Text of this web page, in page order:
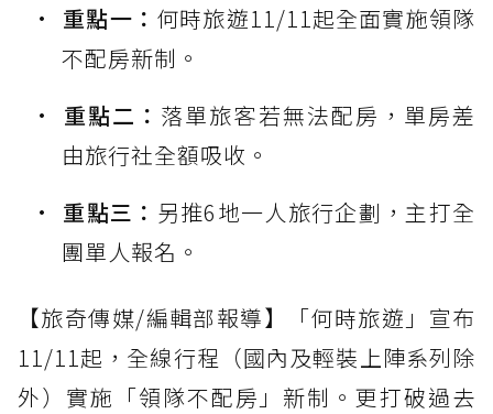
重點一： 何時旅遊11/11起全面實施領隊
不配房新制。
重點二： 落單旅客若無法配房，單房差
由旅行社全額吸收。
重點三： 另推6地一人旅行企劃，主打全
團單人報名。
【旅奇傳媒/編輯部報導】「何時旅遊」宣布
11/11起，全線行程（國內及輕裝上陣系列除
外）實施「領隊不配房」新制。更打破過去